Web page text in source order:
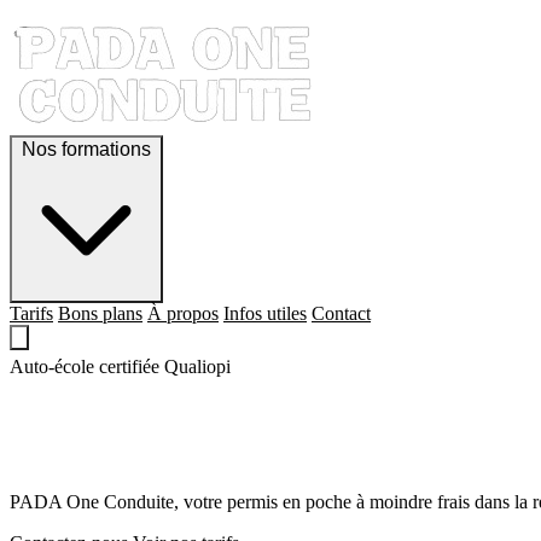
Nos formations
Tarifs Bons plans À propos Infos utiles Contact
Auto-école certifiée Qualiopi
PADA One Conduite, votre permis en poche à moindre frais dans la